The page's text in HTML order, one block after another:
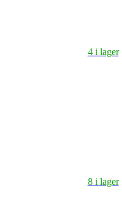
4 i lager
8 i lager